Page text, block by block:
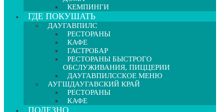
КЕМПИНГИ
ГДЕ ПОКУШАТЬ
ДАУГАВПИЛС
РЕСТОРАНЫ
КАФЕ
ГАСТРОБАР
РЕСТОРАНЫ БЫСТРОГО
ОБСЛУЖИВАНИЯ, ПИЦЦЕРИИ
ДАУГАВПИЛССКОЕ МЕНЮ
АУГШДАУГАВСКИЙ КРАЙ
РЕСТОРАНЫ
КАФЕ
ПОЛЕЗНО